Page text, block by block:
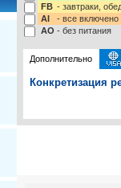
FB - завтраки,
AI
- все включено
AO - без питания
Дополнительно
Конкретизация